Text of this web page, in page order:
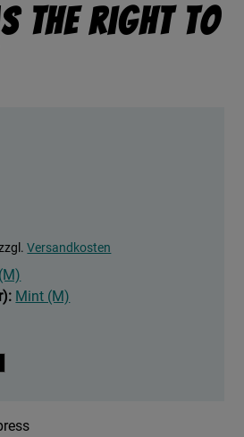
The Right To
Versandkosten
Mint (M)